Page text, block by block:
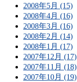
2008年5月 (15)
2008年4月 (16)
2008年3月 (16)
2008年2月 (14)
2008年1月 (17)
2007年12月 (17)
2007年11月 (18)
2007年10月 (19)